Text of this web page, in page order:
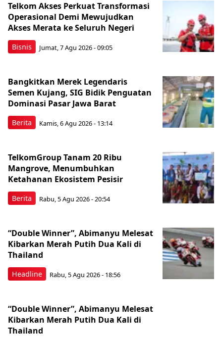
Bisnis
Telkom Akses Perkuat Transformasi
Operasional Demi Mewujudkan
Akses Merata ke Seluruh Negeri
Jumat, 7 Agu 2026 - 09:05
Berita
Bangkitkan Merek Legendaris
Semen Kujang, SIG Bidik Penguatan
Dominasi Pasar Jawa Barat
Kamis, 6 Agu 2026 - 13:14
Berita
TelkomGroup Tanam 20 Ribu
Mangrove, Menumbuhkan
Ketahanan Ekosistem Pesisir
Rabu, 5 Agu 2026 - 20:54
Headline
“Double Winner”, Abimanyu Melesat
Kibarkan Merah Putih Dua Kali di
Thailand
Rabu, 5 Agu 2026 - 18:56
“Double Winner”, Abimanyu Melesat
Kibarkan Merah Putih Dua Kali di
Thailand